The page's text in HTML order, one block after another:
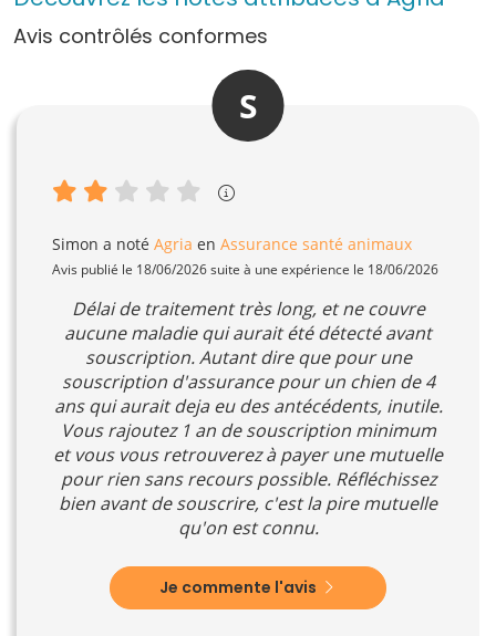
Avis contrôlés conformes
S
Simon a noté Agria en Assurance santé animaux
Avis publié le 18/06/2026 suite à une expérience le 18/06/2026
Délai de traitement très long, et ne couvre
aucune maladie qui aurait été détecté avant
souscription. Autant dire que pour une
souscription d'assurance pour un chien de 4
ans qui aurait deja eu des antécédents, inutile.
Vous rajoutez 1 an de souscription minimum
et vous vous retrouverez à payer une mutuelle
pour rien sans recours possible. Réfléchissez
bien avant de souscrire, c'est la pire mutuelle
qu'on est connu.
Je commente l'avis